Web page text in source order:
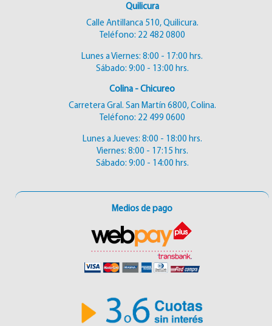
Quilicura
Calle Antillanca 510, Quilicura.
Teléfono: 22 482 0800
Lunes a Viernes: 8:00 - 17:00 hrs.
Sábado: 9:00 - 13:00 hrs.
Colina - Chicureo
Carretera Gral. San Martín 6800, Colina.
Teléfono: 22 499 0600
Lunes a Jueves: 8:00 - 18:00 hrs.
Viernes: 8:00 - 17:15 hrs.
Sábado: 9:00 - 14:00 hrs.
Medios de pago